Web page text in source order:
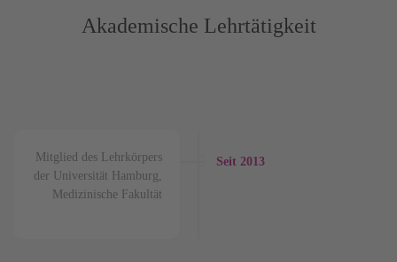
Akademische Lehrtätigkeit
Seit 2013
Mitglied des Lehrkörpers
der Universität Hamburg,
Medizinische Fakultät